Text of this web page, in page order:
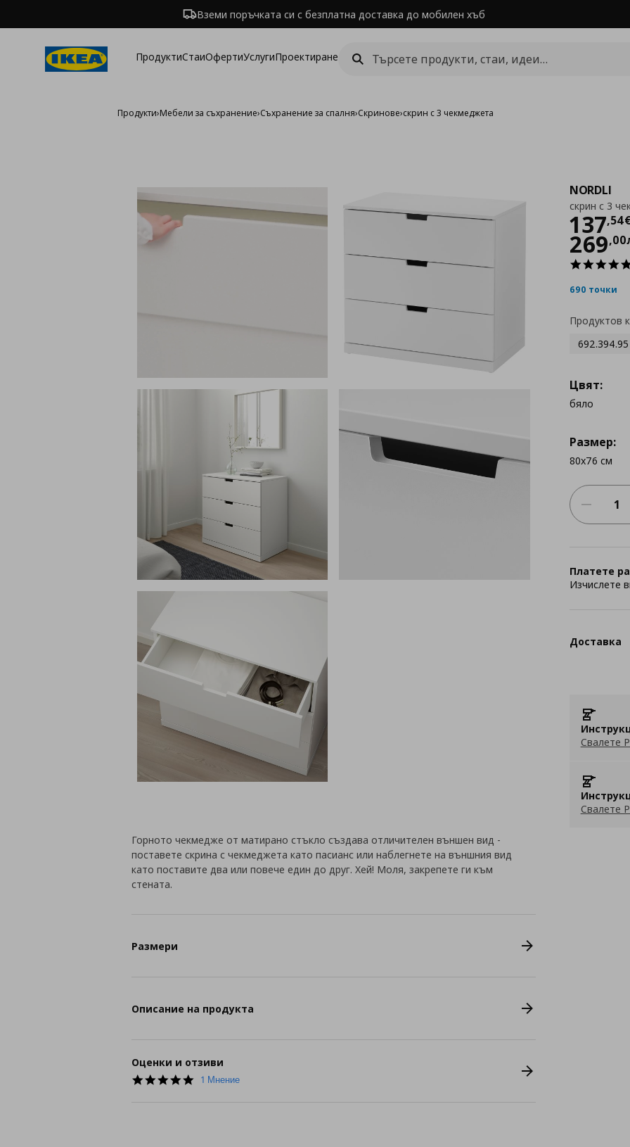
Вземи поръчката си с безплатна доставка до мобилен хъб
ПродуктиСтаиОфертиУслугиПроектиране
Продукти›Мебели за съхранение›Съхранение за спалня›Скринове›скрин с 3 чекмеджета
NORDLI
скрин с 3
137,54
269,00
690 точки
Продуктов
692.394.95
Цвят:
бяло
Размер:
80x76 см
Платете
Изчислете
Доставка
Свалете
Свалете
Горното чекмедже от матирано стъкло създава отличителен външен вид -
поставете скрина с чекмеджета като пасианс или наблегнете на външния вид
като поставите два или повече един до друг. Хей! Моля, закрепете ги към
стената.
Размери
Описание на продукта
Оценки и отзиви
5.0
1 Мнение